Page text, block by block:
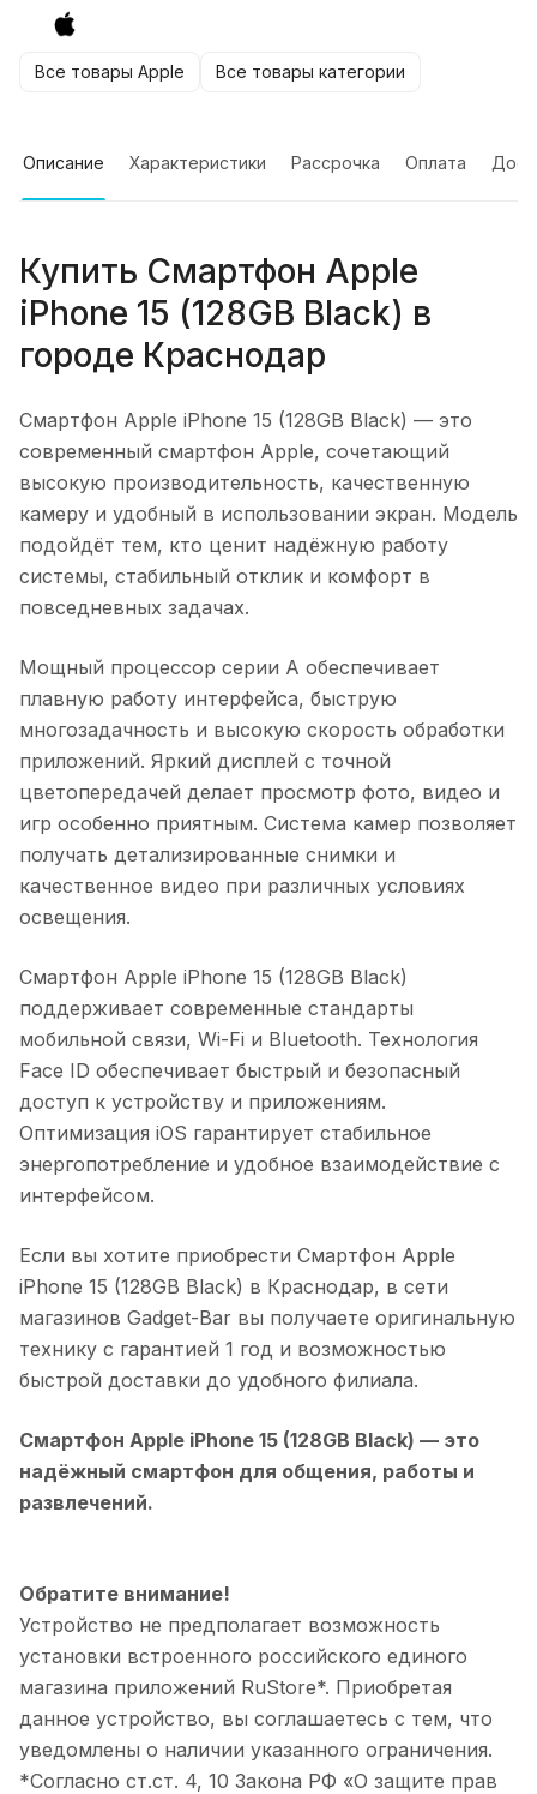
Все товары Apple Все товары категории
Описание Характеристики Рассрочка Оплата
Купить Смартфон Apple
iPhone 15 (128GB Black) в
городе Краснодар
Смартфон Apple iPhone 15 (128GB Black) — это
современный смартфон Apple, сочетающий
высокую производительность, качественную
камеру и удобный в использовании экран. Модель
подойдёт тем, кто ценит надёжную работу
системы, стабильный отклик и комфорт в
повседневных задачах.
Мощный процессор серии A обеспечивает
плавную работу интерфейса, быструю
многозадачность и высокую скорость обработки
приложений. Яркий дисплей с точной
цветопередачей делает просмотр фото, видео и
игр особенно приятным. Система камер позволяет
получать детализированные снимки и
качественное видео при различных условиях
освещения.
Смартфон Apple iPhone 15 (128GB Black)
поддерживает современные стандарты
мобильной связи, Wi-Fi и Bluetooth. Технология
Face ID обеспечивает быстрый и безопасный
доступ к устройству и приложениям.
Оптимизация iOS гарантирует стабильное
энергопотребление и удобное взаимодействие с
интерфейсом.
Если вы хотите приобрести Смартфон Apple
iPhone 15 (128GB Black) в Краснодар, в сети
магазинов Gadget-Bar вы получаете оригинальную
технику с гарантией 1 год и возможностью
быстрой доставки до удобного филиала.
Смартфон Apple iPhone 15 (128GB Black) — это
надёжный смартфон для общения, работы и
развлечений.
Обратите внимание!
Устройство не предполагает возможность
установки встроенного российского единого
магазина приложений RuStore*. Приобретая
данное устройство, вы соглашаетесь с тем, что
уведомлены о наличии указанного ограничения.
*Согласно ст.ст. 4, 10 Закона РФ «О защите прав